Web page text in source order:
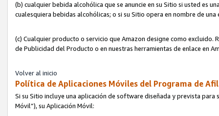
(b) cualquier bebida alcohólica que se anuncie en su Sitio si usted es
cualesquiera bebidas alcohólicas; o si su Sitio opera en nombre de
(c) Cualquier producto o servicio que Amazon designe como excluido.
de Publicidad del Producto o en nuestras herramientas de enlace en
Volver al inicio
Política de Aplicaciones Móviles del Programa de
Si su Sitio incluye una aplicación de software diseñada y prevista
Móvil”), su Aplicación Móvil: